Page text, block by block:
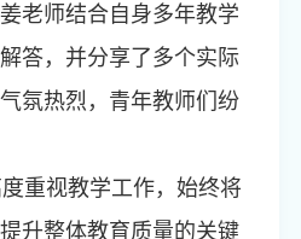
老师结合自身多年教学
答，并分享了多个实际
氛热烈，青年教师们纷
重视教学工作，始终将
升整体教育质量的关键